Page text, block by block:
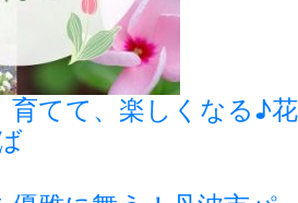
育てて、楽しくなる♪花